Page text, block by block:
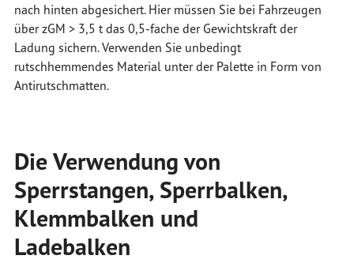
nach hinten abgesichert. Hier müssen Sie bei Fahrzeugen
über zGM > 3,5 t das 0,5-fache der Gewichtskraft der
Ladung sichern. Verwenden Sie unbedingt
rutschhemmendes Material unter der Palette in Form von
Antirutschmatten.
Die Verwendung von
Sperrstangen, Sperrbalken,
Klemmbalken und
Ladebalken